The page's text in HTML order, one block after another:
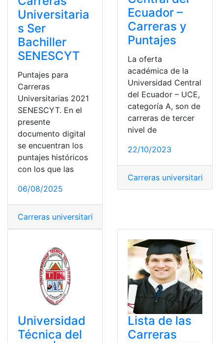
Universitaria
s Ser
Bachiller
SENESCYT
Puntajes para
Carreras
Universitarias 2021
SENESCYT. En el
presente
documento digital
se encuentran los
puntajes históricos
con los que las
06/08/2025
Carreras universitarias
Ecuador –
Carreras y
Puntajes
La oferta
académica de la
Universidad Central
del Ecuador – UCE,
categoría A, son de
carreras de tercer
nivel de
22/10/2023
Carreras universitarias
Universidad
Técnica del
Lista de las
Carreras